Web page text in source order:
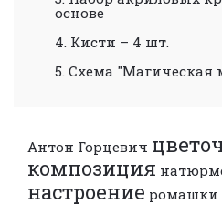
основе
4. Кисти – 4 шт.
5. Схема "Магическая
Антон Горцевич
композиция
настроение ромашки